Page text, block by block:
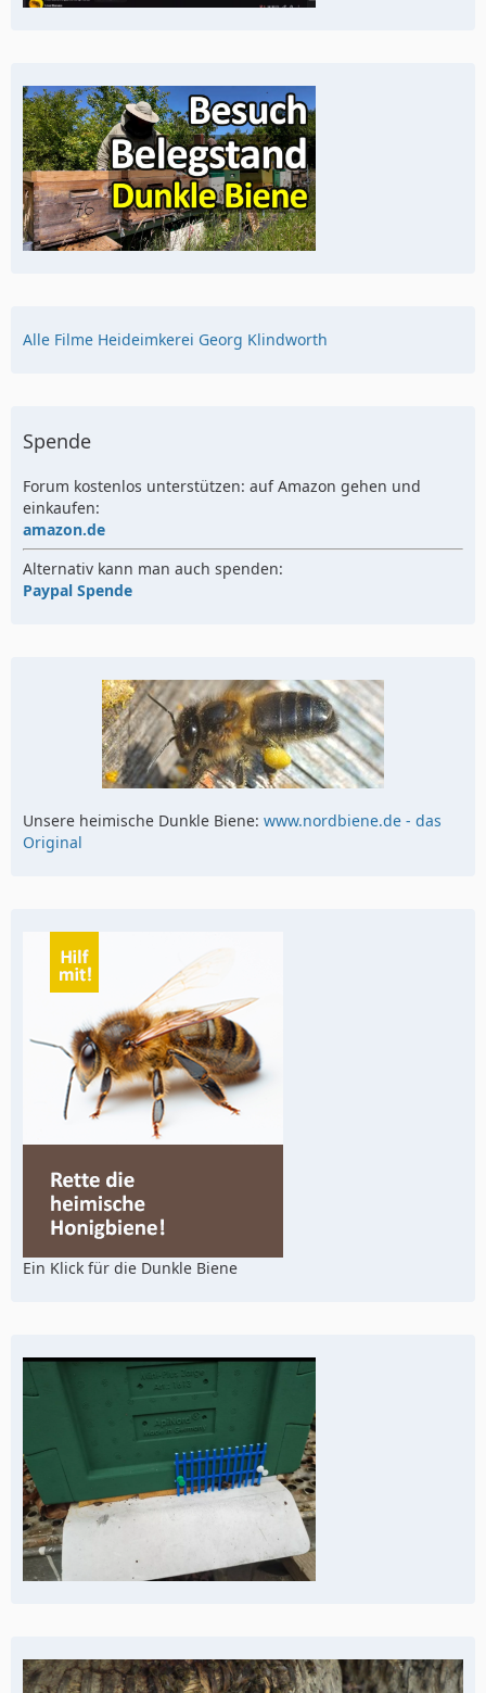
Alle Filme Heideimkerei Georg Klindworth
Spende
Forum kostenlos unterstützen: auf Amazon gehen und
einkaufen:
amazon.de
Alternativ kann man auch spenden:
Paypal Spende
Unsere heimische Dunkle Biene: www.nordbiene.de - das
Original
Ein Klick für die Dunkle Biene